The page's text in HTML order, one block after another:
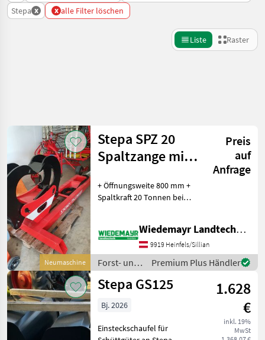
Stepa x x alle Filter löschen
Liste Raster
Kategorie 4 Land Filter
AKTUELLER
PFAD
Forsttechnik
Forst Und
Holztechnik
Sonstige
Holzmaschinen
Forstmaschinen
Stepa
KATEGORIE
WÄHLEN
Zurücksetzen
Ergebnisse
anzeigen
Neumaschine
Stepa SPZ 20
Spaltzange mit
Preis
auf
Anfrage
+ Öffnungsweite 800 mm +
Spaltkraft 20 Tonnen bei
notwendig + Bodenkonsole
passend zu Spaltzange + für
jede Ab
Wiedemayr Landtechnik GmbH
9919 Heinfels/Sillian
Forst- und
Holztechnik
/ Stepa
Premium Plus Händler
Stepa GS125
1.628
€
inkl. 19%
MwSt
Bj. 2026
Einsteckschaufel für